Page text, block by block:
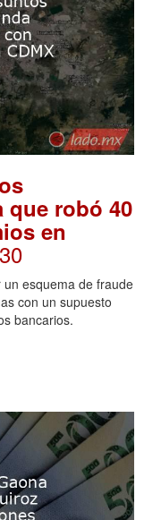
que robó 40
en
esquema de fraude
con un supuesto
bancarios.